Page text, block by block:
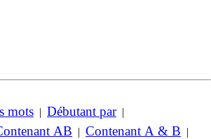
mots | Débutant par|
AB | Contenant A & B |